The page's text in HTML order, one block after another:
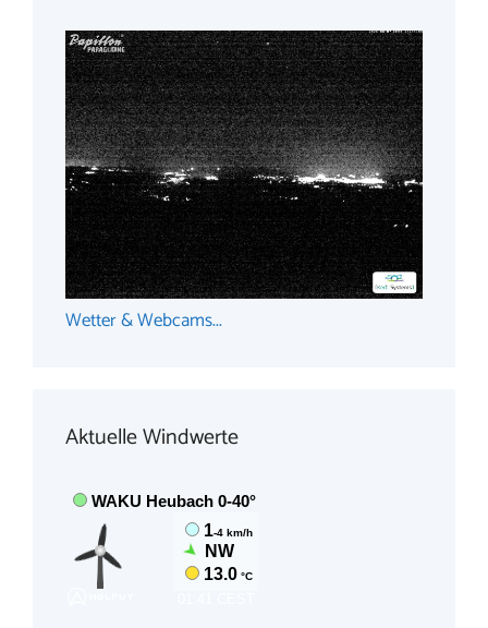
Wetter & Webcams...
Aktuelle Windwerte